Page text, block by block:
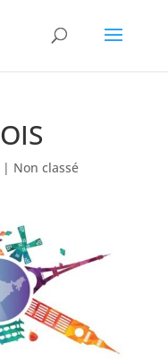
Non classé